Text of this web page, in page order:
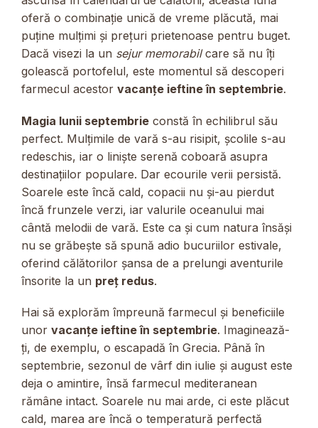
oferă o combinație unică de vreme plăcută, mai
puține mulțimi și prețuri prietenoase pentru buget.
Dacă visezi la un sejur memorabilcare să nu îți
golească portofelul, este momentul să descoperi
farmecul acestor vacanțe ieftine în septembrie.
Magia lunii septembrie constă în echilibrul său
perfect. Mulțimile de vară s-au risipit, școlile s-au
redeschis, iar o liniște serenă coboară asupra
destinațiilor populare. Dar ecourile verii persistă.
Soarele este încă cald, copacii nu și-au pierdut
încă frunzele verzi, iar valurile oceanului mai
cântă melodii de vară. Este ca și cum natura însăși
nu se grăbește să spună adio bucuriilor estivale,
oferind călătorilor șansa de a prelungi aventurile
însorite la un preț redus.
Hai să explorăm împreună farmecul și beneficiile
unor vacanțe ieftine în septembrie. Imaginează-
ți, de exemplu, o escapadă în Grecia. Până în
septembrie, sezonul de vârf din iulie și august este
deja o amintire, însă farmecul mediteranean
rămâne intact. Soarele nu mai arde, ci este plăcut
cald, marea are încă o temperatură perfectă